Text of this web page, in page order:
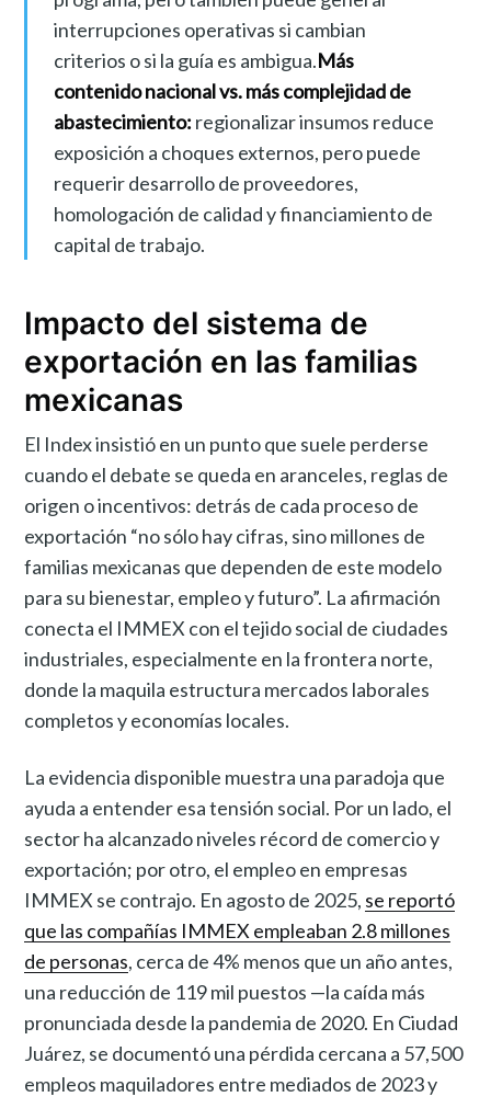
interrupciones operativas si cambian
criterios o si la guía es ambigua.Más
contenido nacional vs. más complejidad de
abastecimiento: regionalizar insumos reduce
exposición a choques externos, pero puede
requerir desarrollo de proveedores,
homologación de calidad y financiamiento de
capital de trabajo.
Impacto del sistema de
exportación en las familias
mexicanas
El Index insistió en un punto que suele perderse
cuando el debate se queda en aranceles, reglas de
origen o incentivos: detrás de cada proceso de
exportación “no sólo hay cifras, sino millones de
familias mexicanas que dependen de este modelo
para su bienestar, empleo y futuro”. La afirmación
conecta el IMMEX con el tejido social de ciudades
industriales, especialmente en la frontera norte,
donde la maquila estructura mercados laborales
completos y economías locales.
La evidencia disponible muestra una paradoja que
ayuda a entender esa tensión social. Por un lado, el
sector ha alcanzado niveles récord de comercio y
exportación; por otro, el empleo en empresas
IMMEX se contrajo. En agosto de 2025, se reportó
que las compañías IMMEX empleaban 2.8 millones
de personas, cerca de 4% menos que un año antes,
una reducción de 119 mil puestos —la caída más
pronunciada desde la pandemia de 2020. En Ciudad
Juárez, se documentó una pérdida cercana a 57,500
empleos maquiladores entre mediados de 2023 y